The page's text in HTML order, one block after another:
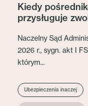
Kiedy
przysługuje
Naczelny Sąd
2026 r., sygn. akt I
którym...
Ubezpieczenia inaczej